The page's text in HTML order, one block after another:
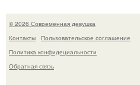
© 2026 Современная девушка
Контакты
Пользовательское соглашение
Политика конфидециальности
Обратная связь